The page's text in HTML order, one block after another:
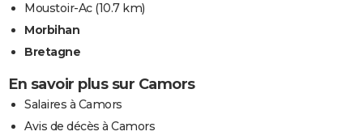
Moustoir-Ac(10.7 km)
Morbihan
Bretagne
En savoir plus sur Camors
Salaires à Camors
Avis de décès à Camors